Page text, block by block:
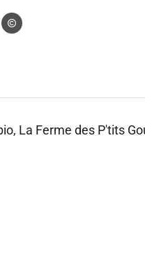
Droits gérés – Anne-Flore Gruson
La Ferme des P'tits